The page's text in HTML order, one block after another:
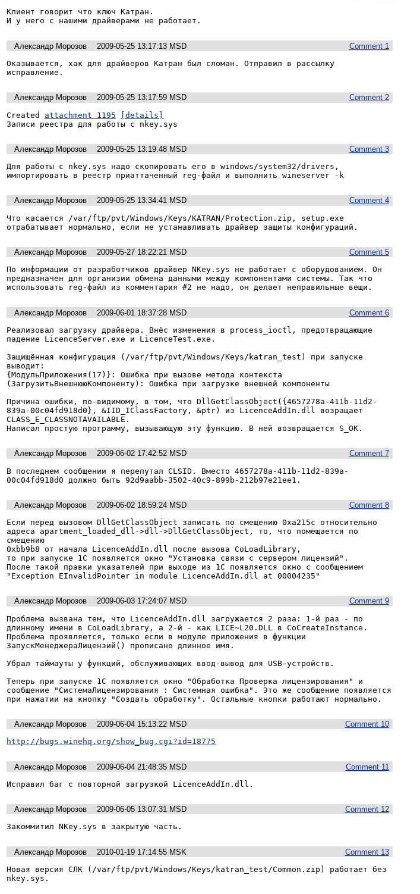
Клиент говорит что ключ Катран.
И у него с нашими драйверами не работает.
Comment 1
Александр Морозов
2009-05-25 13:17:13 MSD
Оказывается, хак для драйверов Катран был сломан. Отправил в рассылку
Comment 2
Александр Морозов
2009-05-25 13:17:59 MSD
Created attachment 1195
[details]
Записи реестра для работы с nkey.sys
Comment 3
Александр Морозов
2009-05-25 13:19:48 MSD
Для работы с nkey.sys надо скопировать его в windows/system32/drivers,
Comment 4
Александр Морозов
2009-05-25 13:34:41 MSD
Что касается /var/ftp/pvt/Windows/Keys/KATRAN/Protection.zip, setup.exe
Comment 5
Александр Морозов
2009-05-27 18:22:21 MSD
По информации от разработчиков драйвер NKey.sys не работает с оборудованием. Он
предназначен для организии обмена данными между компонентами системы. Так что
Comment 6
Александр Морозов
2009-06-01 18:37:28 MSD
Реализовал загрузку драйвера. Внёс изменения в process_ioctl, предотвращающие
падение LicenceServer.exe и LicenceTest.exe.
Защищённая конфигурация (/var/ftp/pvt/Windows/Keys/katran_test) при запуске
выводит:
{МодульПриложения(17)}: Ошибка при вызове метода контекста
(ЗагрузитьВнешнююКомпоненту): Ошибка при загрузке внешней компоненты
Причина ошибки, по-видимому, в том, что DllGetClassObject({4657278a-411b-11d2-
839a-00c04fd918d0}, &IID_IClassFactory, &ptr) из LicenceAddIn.dll возращает
CLASS_E_CLASSNOTAVAILABLE.
Comment 7
Александр Морозов
2009-06-02 17:42:52 MSD
В последнем сообщении я перепутал CLSID. Вместо 4657278a-411b-11d2-839a-
00c04fd918d0 должно быть 92d9aabb-3502-40c9-899b-212b97e21ee1.
Comment 8
Александр Морозов
2009-06-02 18:59:24 MSD
Если перед вызовом DllGetClassObject записать по смещению 0xa215c относительно
адреса apartment_loaded_dll->dll->DllGetClassObject, то, что помещается по
смещению
0xbb9b8 от начала LicenceAddIn.dll после вызова CoLoadLibrary,
то при запуске 1С появляется окно "Установка связи с сервером лицензий".
После такой правки указателей при выходе из 1С появляется окно с сообщением
Comment 9
Александр Морозов
2009-06-03 17:24:07 MSD
Проблема вызвана тем, что LicenceAddIn.dll загружается 2 раза: 1-й раз - по
длинному имени в CoLoadLibrary, а 2-й - как LICE~L20.DLL в CoCreateInstance.
Проблема проявляется, только если в модуле приложения в функции
ЗапускМенеджераЛицензий() прописано длинное имя.
Убрал таймауты у функций, обслуживающих ввод-вывод для USB-устройств.
Теперь при запуске 1С появляется окно "Обработка Проверка лицензирования" и
сообщение "СистемаЛицензирования : Системная ошибка". Это же сообщение появляется
Comment 10
Александр Морозов
2009-06-04 15:13:22 MSD
http://bugs.winehq.org/show_bug.cgi?id=18775
Comment 11
Александр Морозов
2009-06-04 21:48:35 MSD
Comment 12
Александр Морозов
2009-06-05 13:07:31 MSD
Comment 13
Александр Морозов
2010-01-19 17:14:55 MSK
Новая версия СЛК (/var/ftp/pvt/Windows/Keys/katran_test/Common.zip) работает без